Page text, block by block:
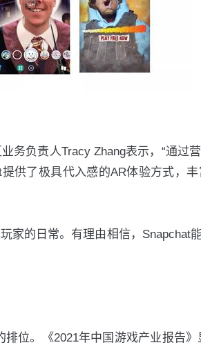
负责人Tracy Zhang表示，“通过
供了极具代入感的AR体验方式，
的日常。有理由相信，Snapchat
位。《2021年中国游戏产业报告